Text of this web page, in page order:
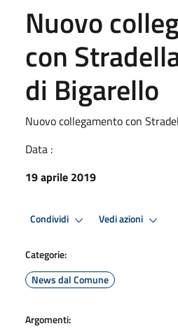
Nuovo
con
di Bigarello
Nuovo collegamento con
Data :
19 aprile 2019
Condividi Vedi azioni
Categorie:
News dal Comune
Argomenti: